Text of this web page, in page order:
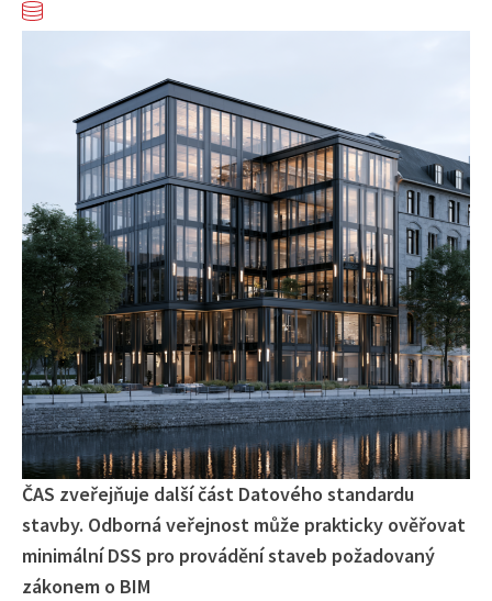
ČAS zveřejňuje další část Datového standardu
stavby. Odborná veřejnost může prakticky ověřovat
minimální DSS pro provádění staveb požadovaný
zákonem o BIM